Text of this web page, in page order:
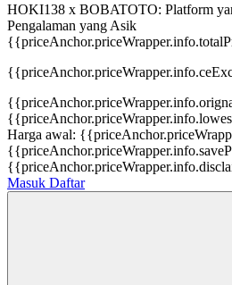
HOKI138 x BOBATOTO: Platform
Pengalaman yang Asik
Harga awal:
Masuk Daftar